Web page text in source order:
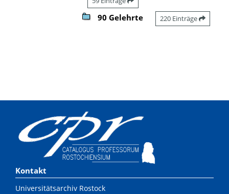
90 Gelehrte 220 Einträge
Kontakt
Universitätsarchiv Rostock